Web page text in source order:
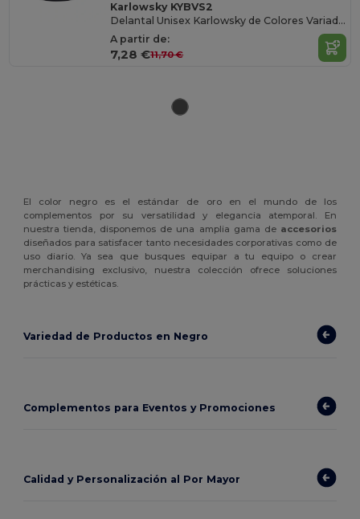
Karlowsky KYBVS2
Delantal Unisex Karlowsky de Colores Variados
A partir de:
7,28 €11,70 €
El color negro es el estándar de oro en el mundo de los
complementos por su versatilidad y elegancia atemporal. En
nuestra tienda, disponemos de una amplia gama de accesorios
diseñados para satisfacer tanto necesidades corporativas como de
uso diario. Ya sea que busques equipar a tu equipo o crear
merchandising exclusivo, nuestra colección ofrece soluciones
prácticas y estéticas.
Variedad de Productos en Negro
Complementos para Eventos y Promociones
Calidad y Personalización al Por Mayor